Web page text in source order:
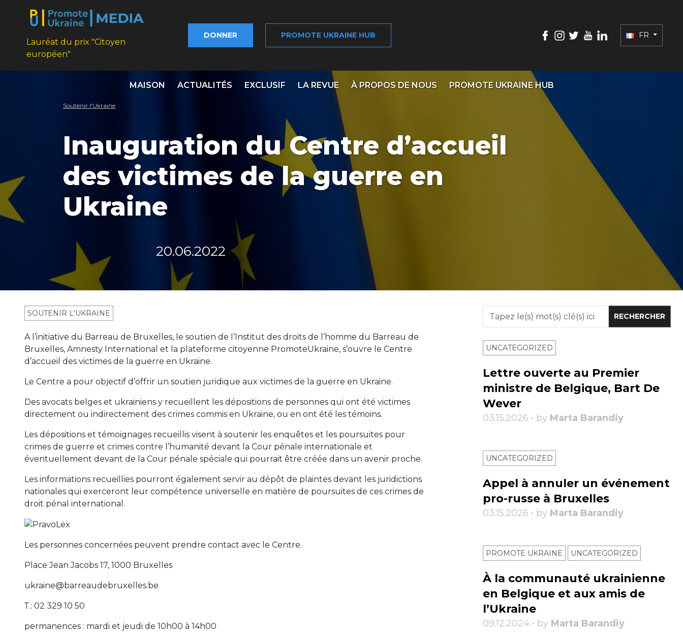
Lauréat du prix "Citoyen
européen"
DONNER PROMOTE UKRAINE HUB FR
MAISON ACTUALITÉS EXCLUSIF LA REVUE À PROPOS DE NOUS PROMOTE UKRAINE HUB
Soutenir l'Ukraine
Inauguration du Centre d’accueil
des victimes de la guerre en
Ukraine
20.06.2022
SOUTENIR L'UKRAINE
A l’initiative du Barreau de Bruxelles, le soutien de l’Institut des droits de l’homme du Barreau de
Bruxelles, Amnesty International et la plateforme citoyenne PromoteUkraine, s’ouvre le Centre
d’accueil des victimes de la guerre en Ukraine.
Le Centre a pour objectif d’offrir un soutien juridique aux victimes de la guerre en Ukraine.
Des avocats belges et ukrainiens y recueillent les dépositions de personnes qui ont été victimes
directement ou indirectement des crimes commis en Ukraine, ou en ont été les témoins.
Les dépositions et témoignages recueillis visent à soutenir les enquêtes et les poursuites pour
crimes de guerre et crimes contre l’humanité devant la Cour pénale internationale et
éventuellement devant de la Cour pénale spéciale qui pourrait être créée dans un avenir proche.
Les informations recueillies pourront également servir au dépôt de plaintes devant les juridictions
nationales qui exerceront leur compétence universelle en matière de poursuites de ces crimes de
droit pénal international.
Les personnes concernées peuvent prendre contact avec le Centre.
Place Jean Jacobs 17, 1000 Bruxelles
ukraine@barreaudebruxelles.be
Т.: 02 329 10 50
permanences : mardi et jeudi de 10h00 à 14h00
UNCATEGORIZED
Lettre ouverte au Premier
ministre de Belgique, Bart De
Wever
03.15.2026 • by Marta Barandiy
UNCATEGORIZED
Appel à annuler un événement
pro-russe à Bruxelles
03.15.2026 • by Marta Barandiy
PROMOTE UKRAINE UNCATEGORIZED
À la communauté ukrainienne
en Belgique et aux amis de
l’Ukraine
09.12.2024 • by Marta Barandiy